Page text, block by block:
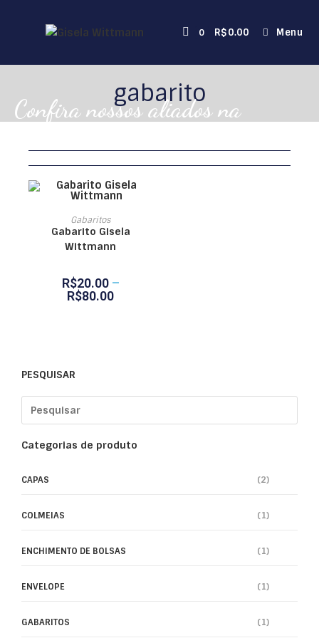
0 R$0.00 Menu
gabarito
Confira nossos aliados na
VER OPÇÕES
Gabaritos
Gabarito Gisela
Wittmann
R$20.00 –
R$80.00
PESQUISAR
Categorias de produto
CAPAS (2)
COLMEIAS (1)
ENCHIMENTO DE BOLSAS (1)
ENVELOPE (1)
GABARITOS (1)